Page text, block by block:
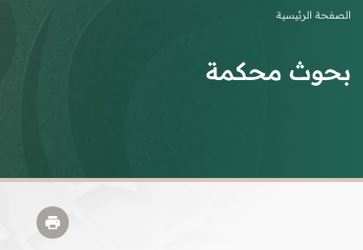
الصفحة الرئيسية
بحوث محكمة